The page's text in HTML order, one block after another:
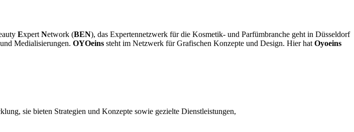
Expert Network (BEN), das Expertennetzwerk für die Kosmetik- und Parfümbranche geht in Düsseldorf
Medialisierungen. OYOeins steht im Netzwerk für Grafischen Konzepte und Design. Hier hat Oyoeins
sie bieten Strategien und Konzepte sowie gezielte Dienstleistungen,